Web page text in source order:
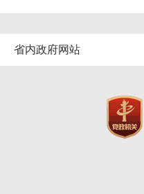
省内政府网站